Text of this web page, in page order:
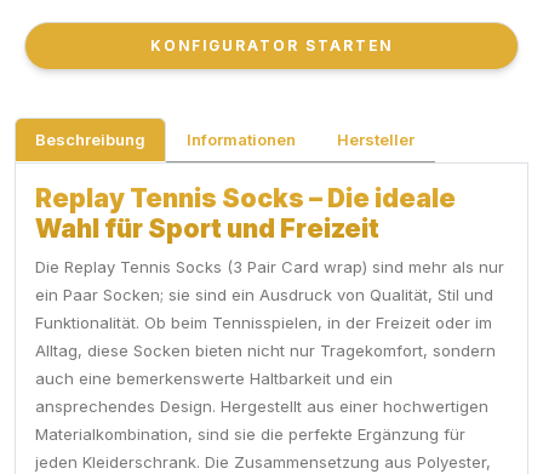
KONFIGURATOR STARTEN
KONFIGURATOR STARTEN
Beschreibung Informationen Hersteller
Replay Tennis Socks – Die ideale
Wahl für Sport und Freizeit
Die Replay Tennis Socks (3 Pair Card wrap) sind mehr als nur
ein Paar Socken; sie sind ein Ausdruck von Qualität, Stil und
Funktionalität. Ob beim Tennisspielen, in der Freizeit oder im
Alltag, diese Socken bieten nicht nur Tragekomfort, sondern
auch eine bemerkenswerte Haltbarkeit und ein
ansprechendes Design. Hergestellt aus einer hochwertigen
Materialkombination, sind sie die perfekte Ergänzung für
jeden Kleiderschrank. Die Zusammensetzung aus Polyester,